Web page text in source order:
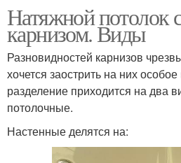
Натяжной потолок
карнизом. Виды
Разновидностей карнизов
хочется заострить на них
разделение приходится на два
потолочные.
Настенные делятся на: